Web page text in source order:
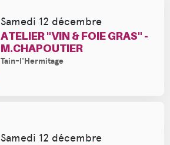
Samedi 12 décembre
ATELIER "VIN & FOIE GRAS" -
M.CHAPOUTIER
Tain-l'Hermitage
Samedi 12 décembre